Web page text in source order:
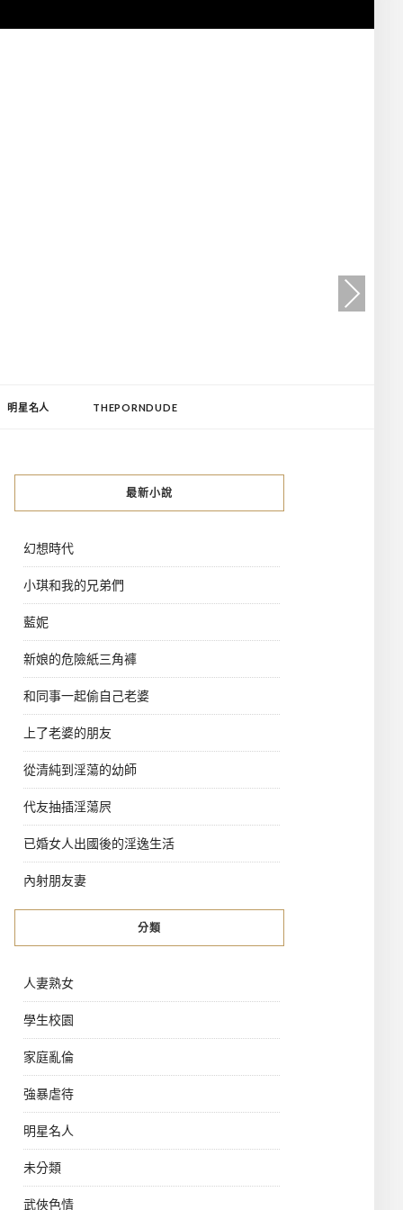
明星名人 THEPORNDUDE
最新小說
幻想時代
小琪和我的兄弟們
藍妮
新娘的危險紙三角褲
和同事一起偷自己老婆
上了老婆的朋友
從清純到淫蕩的幼師
代友抽插淫蕩屄
已婚女人出國後的淫逸生活
內射朋友妻
分類
人妻熟女
學生校園
家庭亂倫
強暴虐待
明星名人
未分類
武俠色情